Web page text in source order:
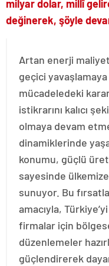
milyar dolar, millî
değinerek, şöyle
Artan enerji
geçici
mücadeledeki
istikrarını kalıcı
olmaya devam
dinamiklerinde
konumu, güçlü
sayesinde
sunuyor. Bu
amacıyla,
firmalar için
düzenlemeler
güçlendirerek